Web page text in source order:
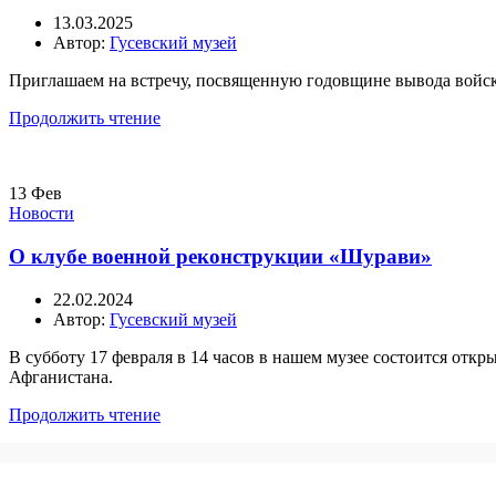
13.03.2025
Автор: Гусевский музей
Приглашаем на встречу, посвященную годовщине вывода
Продолжить чтение
13 Фев
Новости
О клубе военной реконструкции «Шурави»
22.02.2024
Автор: Гусевский музей
В субботу 17 февраля в 14 часов в нашем музее состоится
Афганистана.
Продолжить чтение